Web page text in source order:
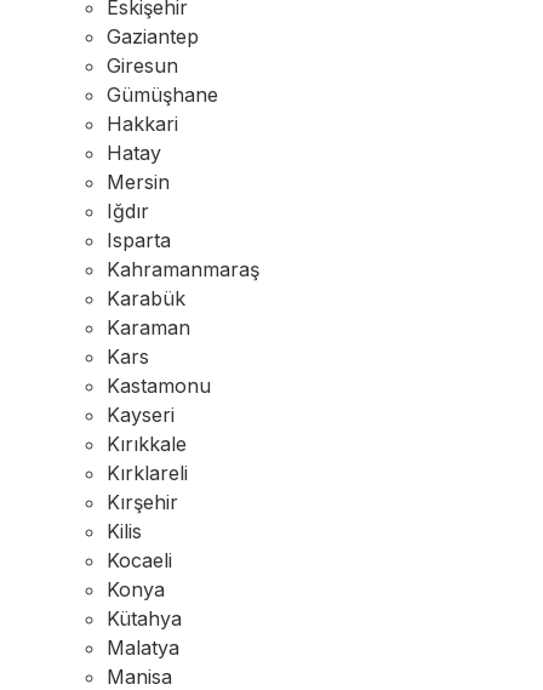
Eskişehir
Gaziantep
Giresun
Gümüşhane
Hakkari
Hatay
Mersin
Iğdır
Isparta
Kahramanmaraş
Karabük
Karaman
Kars
Kastamonu
Kayseri
Kırıkkale
Kırklareli
Kırşehir
Kilis
Kocaeli
Konya
Kütahya
Malatya
Manisa